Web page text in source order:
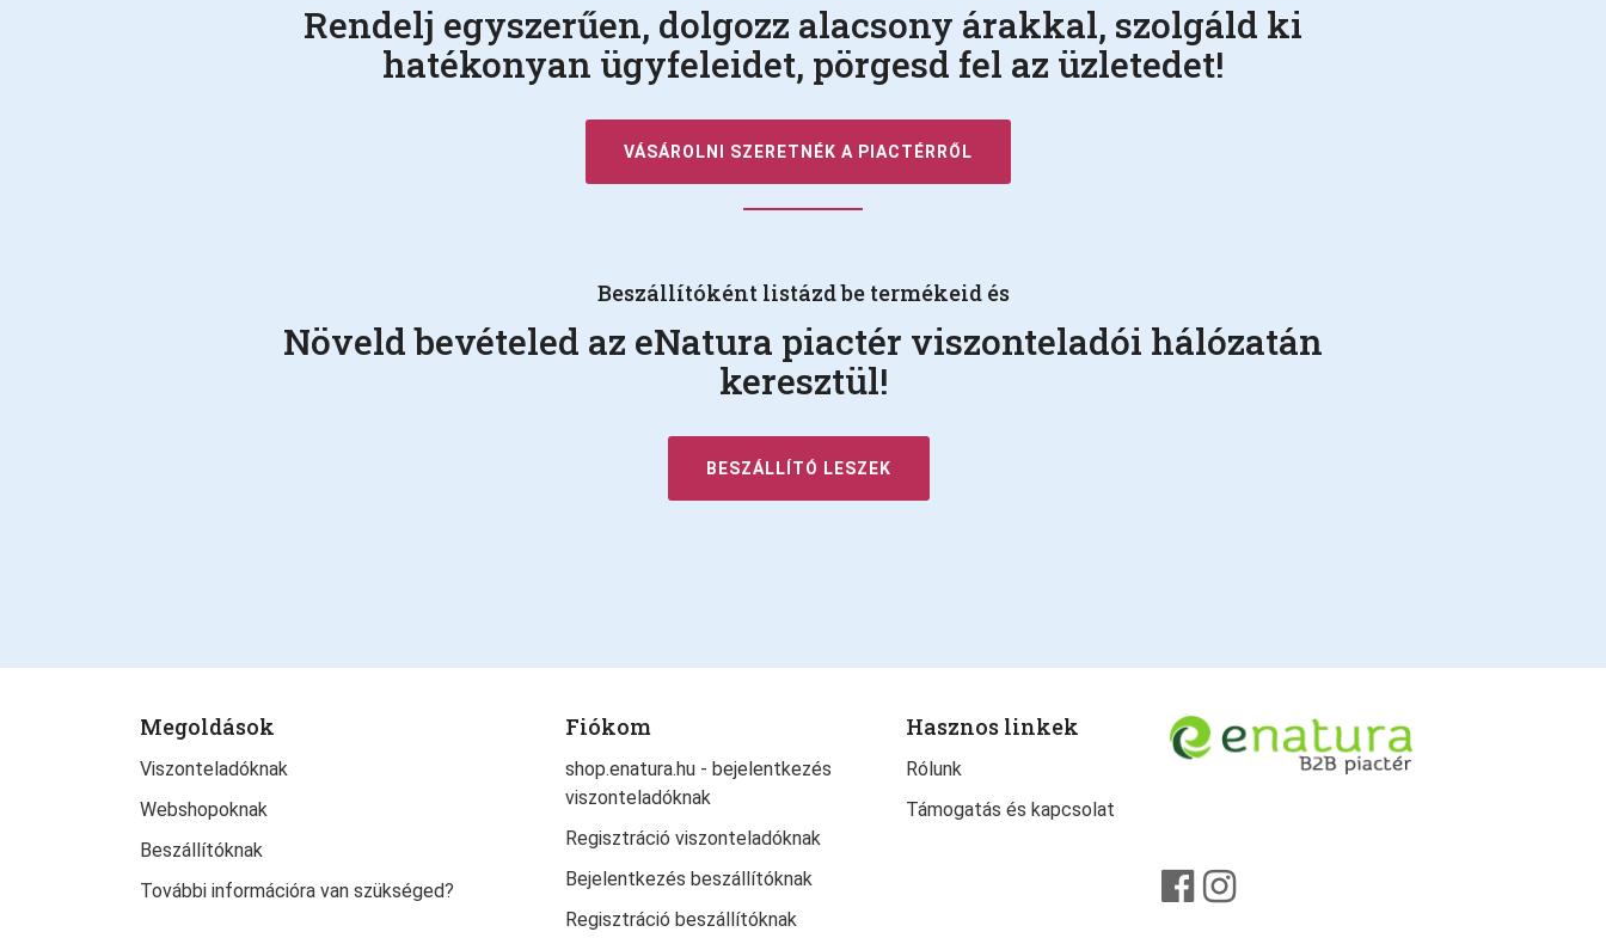
Rendelj egyszerűen, dolgozz alacsony árakkal, szolgáld ki
hatékonyan ügyfeleidet, pörgesd fel az üzletedet!
VÁSÁROLNI SZERETNÉK A PIACTÉRRŐL
Beszállítóként listázd be termékeid és
Növeld bevételed az eNatura piactér viszonteladói hálózatán
keresztül!
BESZÁLLÍTÓ LESZEK
Megoldások
Viszonteladóknak
Webshopoknak
Beszállítóknak
További információra van szükséged?
Fiókom
shop.enatura.hu - bejelentkezés
viszonteladóknak
Regisztráció viszonteladóknak
Bejelentkezés beszállítóknak
Regisztráció beszállítóknak
Hasznos linkek
Rólunk
Támogatás és kapcsolat
facebookinstagram